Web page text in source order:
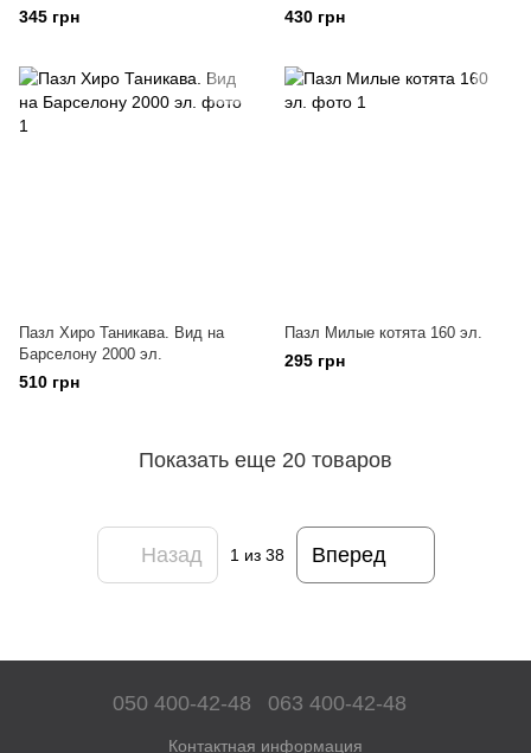
345 грн 430 грн
Пазл Хиро Таникава. Вид на
Барселону 2000 эл.
510 грн
Пазл Милые котята 160 эл.
295 грн
Показать еще 20 товаров
Назад 1из 38 Вперед
050 400-42-48 063 400-42-48
Контактная информация